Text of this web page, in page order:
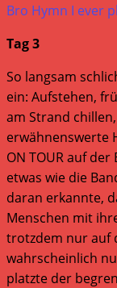
Bro Hymn I ever
Tag 3
So langsam
ein: Aufstehen,
am Strand
erwähnenswerte
ON TOUR auf
etwas wie die
daran erkannte,
Menschen mit
trotzdem nur auf
wahrscheinlich
platzte der